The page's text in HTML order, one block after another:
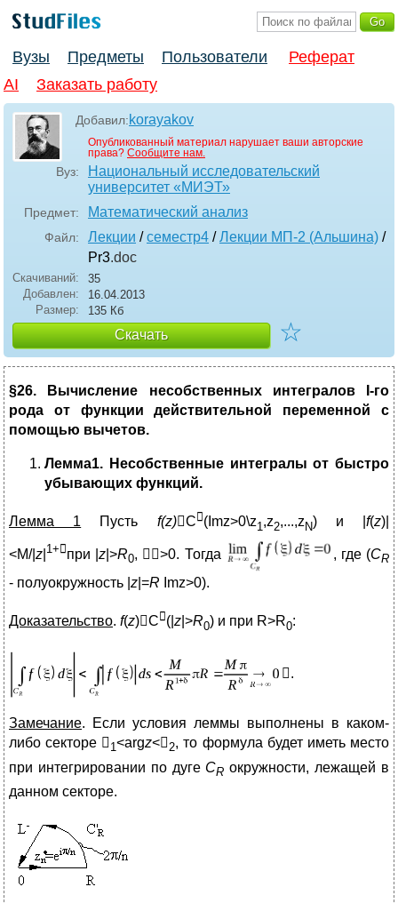
Вузы Предметы Пользователи
Реферат
AI
Заказать работу
Добавил:korayakov
Опубликованный материал нарушает ваши авторские
права? Сообщите нам.
Вуз:
Национальный исследовательский
университет «МИЭТ»
Предмет: Математический анализ
Файл: Лекции /семестр4 /Лекции МП-2 (Альшина) /
Pr3.doc
Скачиваний:
35
Добавлен:
16.04.2013
Размер:
135 Кб
Скачать ☆
§26. Вычисление несобственных интегралов I-го
рода от функции действительной переменной с
помощью вычетов.
Лемма1. Несобственные интегралы от быстро
убывающих функций.
Лемма 1 Пусть f(z)C  (Imz>0\z1 ,z2,...,zN) и |f(z)|
<M/|z 1+  при |z |>R0, >0. Тогда , где (CR
- полуокружность | z |=R Imz>0).
Доказательство. f(z)C  (| z |>R0) и при R>R0:
.
Замечание. Если условия леммы выполнены в каком-
либо секторе  1<argz<2, то формула будет иметь место
при интегрировании по дуге CR окружности, лежащей в
данном секторе.